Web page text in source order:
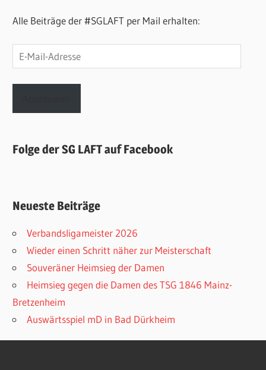
Alle Beiträge der #SGLAFT per Mail erhalten:
E-
Mail-
Adresse
Folge der SG LAFT auf Facebook
Neueste Beiträge
Verbandsligameister 2026
Wieder einen Schritt näher zur Meisterschaft
Souveräner Heimsieg der Damen
Heimsieg gegen die Damen des TSG 1846 Mainz-
Bretzenheim
Auswärtsspiel mD in Bad Dürkheim